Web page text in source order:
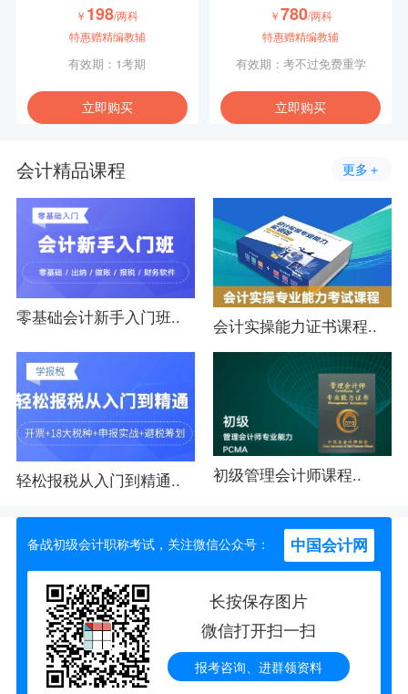
￥ 198/两科
特惠赠精编教辅
有效期：1考期
立即购买
￥780/两科
特惠赠精编教辅
有效期：考不过免费重学
立即购买
会计精品课程 更多＋
零基础会计新手入门班.. 会计实操能力证书课程..
轻松报税从入门到精通.. 初级管理会计师课程..
备战初级会计职称考试，关注微信公众号： 中国会计网
长按保存图片
微信打开扫一扫
报考咨询、进群领资料